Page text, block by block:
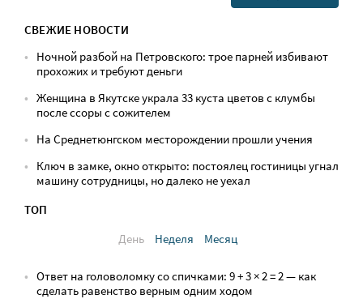
СВЕЖИЕ НОВОСТИ
Ночной разбой на Петровского: трое парней избивают
прохожих и требуют деньги
Женщина в Якутске украла 33 куста цветов с клумбы
после ссоры с сожителем
На Среднетюнгском месторождении прошли учения
Ключ в замке, окно открыто: постоялец гостиницы угнал
машину сотрудницы, но далеко не уехал
ТОП
День
Неделя Месяц
Ответ на головоломку со спичками: 9 + 3 × 2 = 2 — как
сделать равенство верным одним ходом